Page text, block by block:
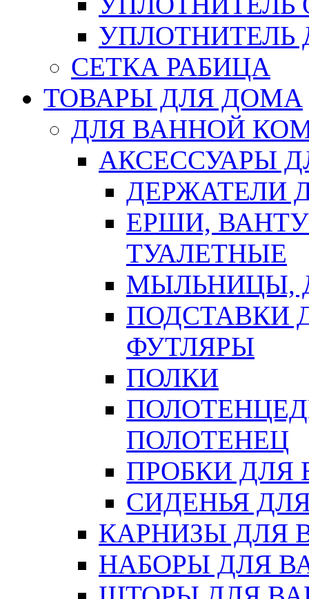
СЕТКА РАБИЦА
ТОВАРЫ ДЛЯ ДОМА
ДЛЯ ВАННОЙ
АКСЕССУАРЫ
ДЕРЖАТЕЛИ
ЕРШИ,
ТУАЛЕТНЫЕ
МЫЛЬНИЦЫ,
ПОДСТАВКИ
ФУТЛЯРЫ
ПОЛКИ
ПОЛОТЕНЕЦ
ПРОБКИ ДЛЯ
СИДЕНЬЯ
КАРНИЗЫ ДЛЯ
НАБОРЫ ДЛЯ